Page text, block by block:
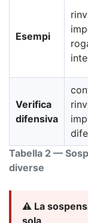
Tabella 2 —
diverse
Esempi
Verifica
difensiva
⚠️ La
sola